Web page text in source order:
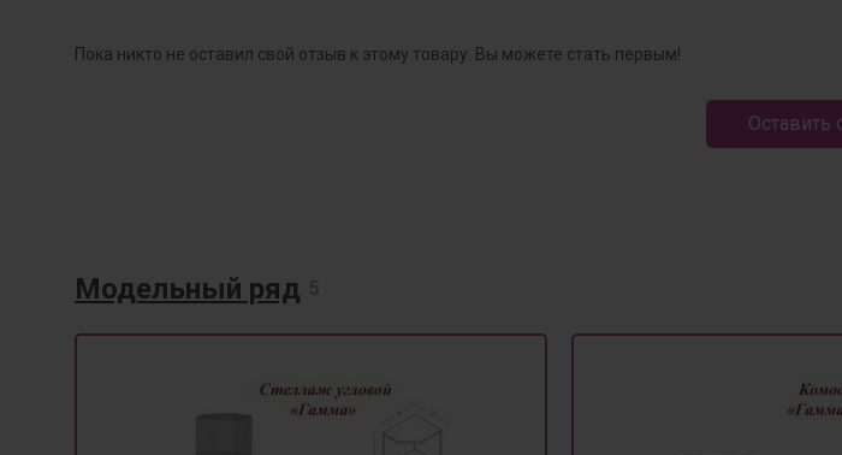
Пока никто не оставил свой отзыв к этому товару. Вы можете стать первым!
Оставить
Модельный ряд